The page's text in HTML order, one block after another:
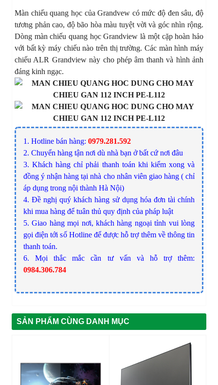
Màn chiếu quang học của Grandvew có mức độ đen sâu, độ
tương phản cao, độ bão hòa màu tuyệt vời và góc nhìn rộng.
Dòng màn chiếu quang học Grandview là một cặp hoàn hảo
với bất kỳ máy chiếu nào trên thị trường. Các màn hình máy
chiếu ALR Grandview này cho phép âm thanh và hình ảnh
đáng kinh ngạc.
1. Hotline bán hàng: 0979.281.592
2. Chuyển hàng tận nơi dù nhà bạn ở bất cứ nơi đâu
3. Khách hàng chỉ phải thanh toán khi kiểm xong và
đồng ý nhận hàng tại nhà cho nhân viên giao hàng ( chỉ
áp dụng trong nội thành Hà Nội)
4. Đề nghị quý khách hàng sử dụng hóa đơn tài chính
khi mua hàng để tuân thủ quy định của pháp luật
5. Giao hàng mọi nơi, khách hàng ngoại tỉnh vui lòng
gọi điện tới số Hotline để được hỗ trợ thêm về thông tin
thanh toán.
6. Mọi thắc mắc cần tư vấn và hỗ trợ thêm:
0984.306.784
SẢN PHẨM CÙNG DANH MỤC